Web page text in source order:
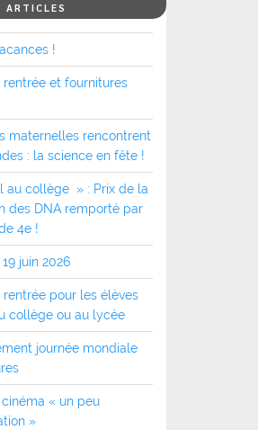
ARTICLES
!
rentrée et fournitures
maternelles rencontrent
: la science en fête !
au collège » : Prix de la
des DNA remporté par
4e !
19 juin 2026
rentrée pour les élèves
collège ou au lycée
journée mondiale
« un peu
»